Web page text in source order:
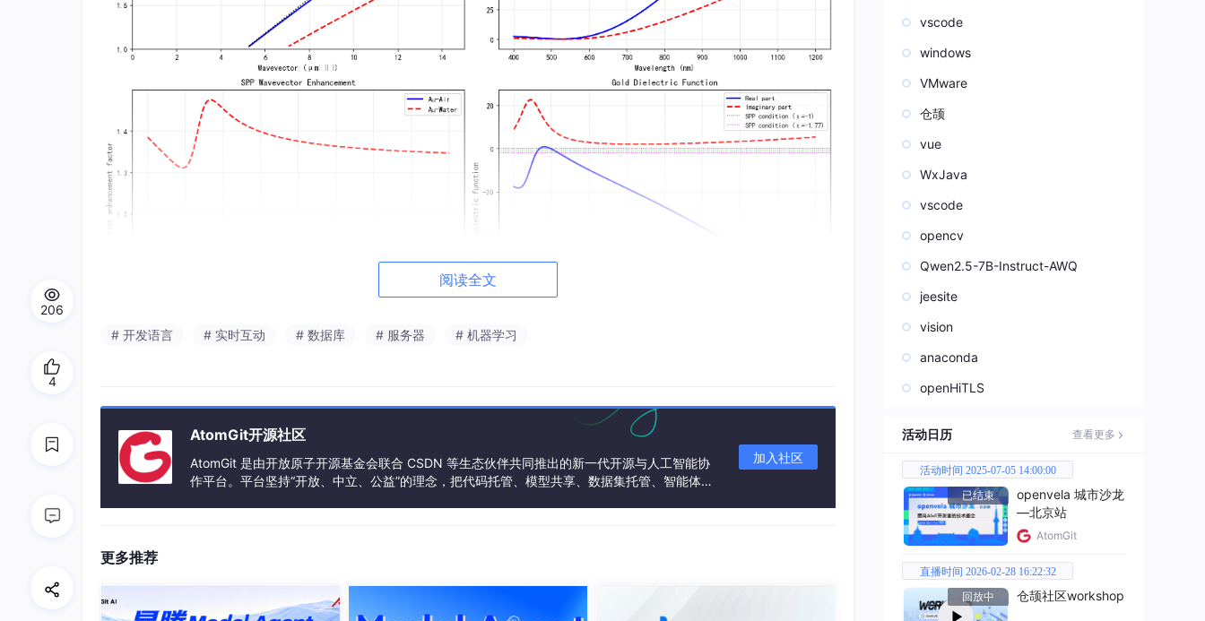
阅读全文
# 开发语言 # 实时互动 # 数据库 # 服务器 # 机器学习
AtomGit开源社区
AtomGit 是由开放原子开源基金会联合 CSDN 等生态伙伴共同推出的新一代开源与人工智能协
作平台。平台坚持“开放、中立、公益”的理念，把代码托管、模型共享、数据集托管、智能体开
加入社区
更多推荐
206
4
vscode
windows
VMware
仓颉
vue
WxJava
vscode
opencv
Qwen2.5-7B-Instruct-AWQ
jeesite
vision
anaconda
openHiTLS
活动日历 查看更多
活动时间 2025-07-05 14:00:00
已结束
openvela 城市沙龙
—北京站
AtomGit
直播时间 2026-02-28 16:22:32
回放中
仓颉社区workshop